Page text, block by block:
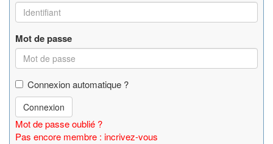
Mot de passe
Connexion automatique ?
Connexion
Mot de passe oublié ?
Pas encore membre : incrivez-vous